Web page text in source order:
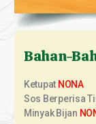
Bahan-
Ketupat NONA
Sos Berperisa
Minyak Bijan